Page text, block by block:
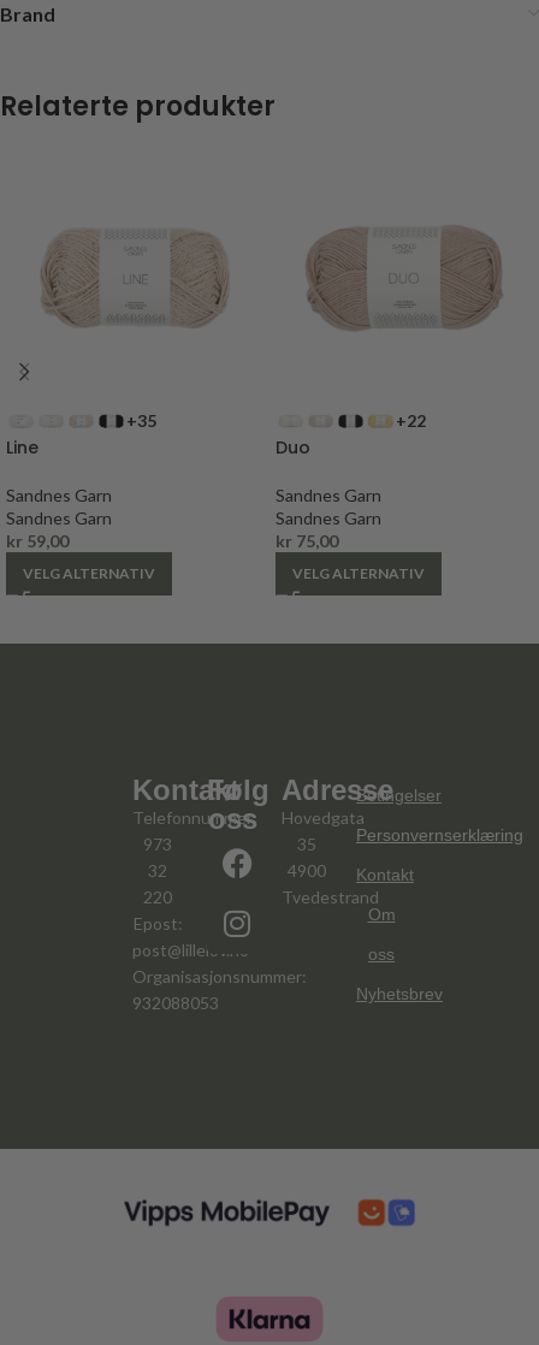
Brand
Relaterte produkter
+35
Line
Sandnes Garn
Sandnes Garn
kr 59,00
VELG ALTERNATIV
+22
Duo
Sandnes Garn
Sandnes Garn
kr 75,00
VELG ALTERNATIV
Kontakt
Telefonnummer:
973
32
220
Epost:
post@lillelov.no
Organisasjonsnummer:
932088053
Følg
oss
Adresse
Hovedgata
35
4900
Tvedestrand
Betingelser
Personvernserklæring
Kontakt
Om
oss
Nyhetsbrev